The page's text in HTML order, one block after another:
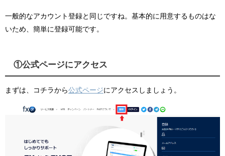
一般的なアカウント登録と同じですね。基本的に用意するものはな
いため、簡単に登録可能です。
①公式ページにアクセス
まずは、コチラから公式ページにアクセスしましょう。